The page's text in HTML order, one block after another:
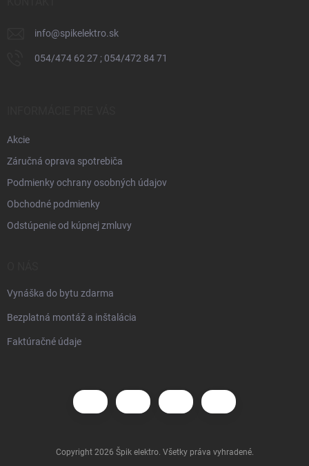
info@spikelektro.sk
054/474 62 27 ; 054/472 84 71
Akcie
Záručná oprava spotrebiča
Podmienky ochrany osobných údajov
Obchodné podmienky
Odstúpenie od kúpnej zmluvy
Vynáška do bytu zdarma
Bezplatná montáž a inštalácia
Faktúračné údaje
Copyright 2026 Špik elektro. Všetky práva vyhradené.